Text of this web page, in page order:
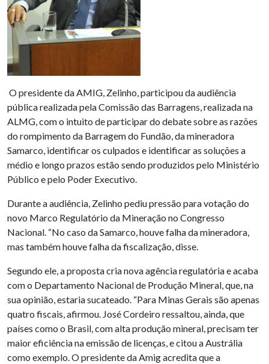
O presidente da AMIG, Zelinho, participou da audiência
pública realizada pela Comissão das Barragens, realizada na
ALMG, com o intuito de participar do debate sobre as razões
do rompimento da Barragem do Fundão, da mineradora
Samarco, identificar os culpados e identificar as soluções a
médio e longo prazos estão sendo produzidos pelo Ministério
Público e pelo Poder Executivo.
Durante a audiência, Zelinho pediu pressão para votação do
novo Marco Regulatório da Mineração no Congresso
Nacional. “No caso da Samarco, houve falha da mineradora,
mas também houve falha da fiscalização, disse.
Segundo ele, a proposta cria nova agência regulatória e acaba
com o Departamento Nacional de Produção Mineral, que, na
sua opinião, estaria sucateado. “Para Minas Gerais são apenas
quatro fiscais, afirmou. José Cordeiro ressaltou, ainda, que
países como o Brasil, com alta produção mineral, precisam ter
maior eficiência na emissão de licenças, e citou a Austrália
como exemplo. O presidente da Amig acredita que a